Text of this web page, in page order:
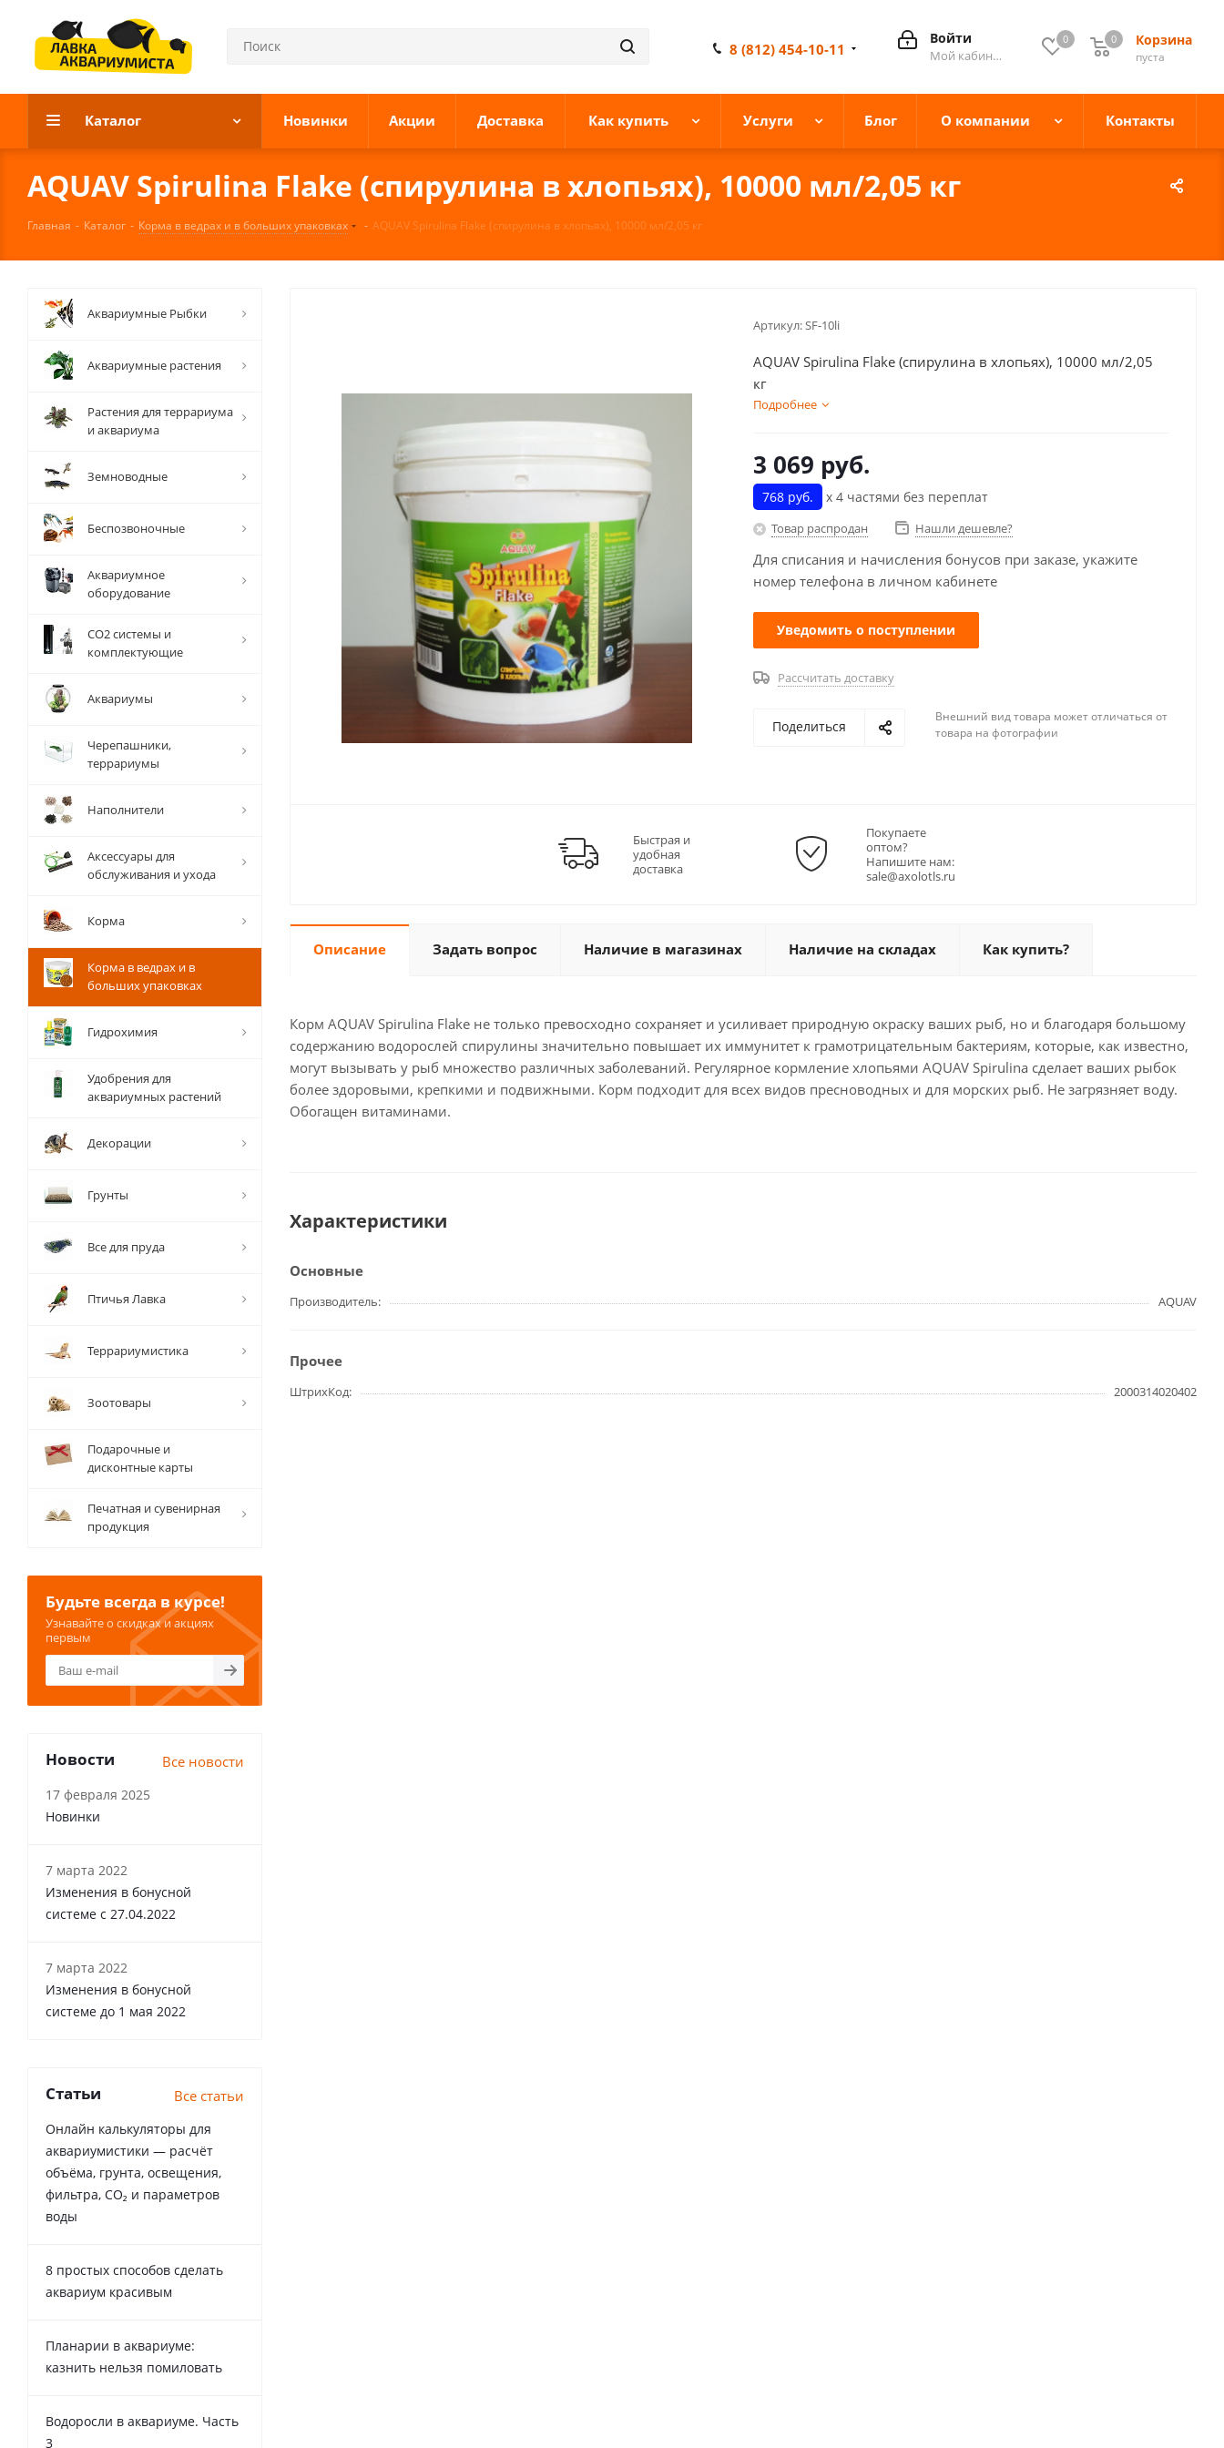
0 Корзина
0
пуста
0
Войти
Мой кабинет
8 (812) 454-10-11
Каталог Новинки Акции Доставка Как купить Услуги Блог О компании Контакты
AQUAV Spirulina Flake (спирулина в хлопьях), 10000 мл/2,05 кг
Главная - Каталог - Корма в ведрах и в больших упаковках - AQUAV Spirulina Flake (спирулина в хлопьях), 10000 мл/2,05 кг
Артикул:SF-10li
AQUAV Spirulina Flake (спирулина в хлопьях), 10000 мл/2,05
кг
Подробнее
3 069 руб.
768 руб. х 4 частями без переплат
Товар распродан Нашли дешевле?
Для списания и начисления бонусов при заказе, укажите
номер телефона в личном кабинете
Уведомить о поступлении
Рассчитать доставку
Поделиться
Внешний вид товара может отличаться от
товара на фотографии
Быстрая и
удобная
доставка
Покупаете
оптом?
Напишите нам:
sale@axolotls.ru
Описание Задать вопрос Наличие в магазинах Наличие на складах Как купить?
Корм AQUAV Spirulina Flake не только превосходно сохраняет и усиливает природную окраску ваших рыб, но и благодаря большому
содержанию водорослей спирулины значительно повышает их иммунитет к грамотрицательным бактериям, которые, как известно,
могут вызывать у рыб множество различных заболеваний. Регулярное кормление хлопьями AQUAV Spirulina сделает ваших рыбок
более здоровыми, крепкими и подвижными. Корм подходит для всех видов пресноводных и для морских рыб. Не загрязняет воду.
Обогащен витаминами.
Характеристики
Основные
Производитель AQUAV
Прочее
ШтрихКод 2000314020402
Аквариумные Рыбки
Аквариумные растения
Растения для террариума
и аквариума
Земноводные
Беспозвоночные
Аквариумное
оборудование
СО2 системы и
комплектующие
Аквариумы
Черепашники,
террариумы
Наполнители
Аксессуары для
обслуживания и ухода
Корма
Корма в ведрах и в
больших упаковках
Гидрохимия
Удобрения для
аквариумных растений
Декорации
Грунты
Все для пруда
Птичья Лавка
Террариумистика
Зоотовары
Подарочные и
дисконтные карты
Печатная и сувенирная
продукция
Будьте всегда в курсе!
Узнавайте о скидках и акциях
первым
Новости Все новости
17 февраля 2025
Новинки
7 марта 2022
Изменения в бонусной
системе с 27.04.2022
7 марта 2022
Изменения в бонусной
системе до 1 мая 2022
Статьи Все статьи
Онлайн калькуляторы для
аквариумистики — расчёт
объёма, грунта, освещения,
фильтра, CO₂ и параметров
воды
8 простых способов сделать
аквариум красивым
Планарии в аквариуме:
казнить нельзя помиловать
Водоросли в аквариуме. Часть
3